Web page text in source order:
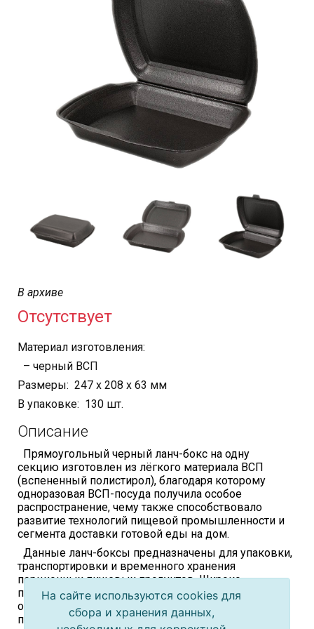
В архиве
Отсутствует
Материал изготовления:
– черный ВСП
Размеры: 247 х 208 х 63 мм
В упаковке: 130 шт.
Описание
Прямоугольный черный ланч-бокс на одну
секцию изготовлен из лёгкого материала ВСП
(вспененный полистирол), благодаря которому
одноразовая ВСП-посуда получила особое
распространение, чему также способствовало
развитие технологий пищевой промышленности и
сегмента доставки готовой еды на дом.
Данные ланч-боксы предназначены для упаковки,
транспортировки и временного хранения
порционных пищевых продуктов. Широко
применяются для доставки готовых обедов в
офисы и на дом, очень удобны для организации
питания в учебных заведениях и на
На сайте используются cookies для
сбора и хранения данных,